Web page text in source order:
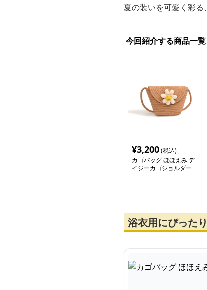
夏の装いを可愛く彩る
今回紹介する商品一覧
¥3,200(税込)
カゴバッグ ほほえみ デ
イジーカゴショルダー
浴衣用にぴった